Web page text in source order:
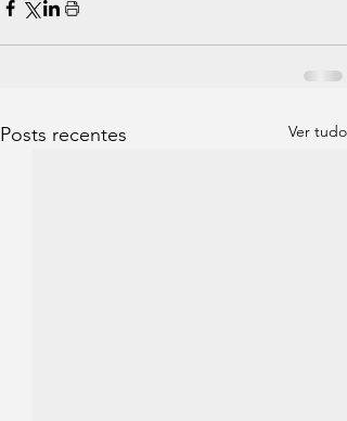
Posts recentes Ver tudo